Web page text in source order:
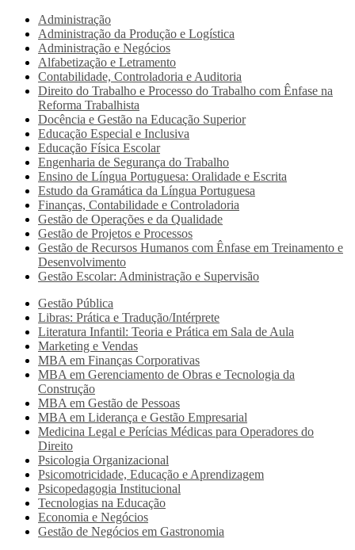
Administração
Administração da Produção e Logística
Administração e Negócios
Alfabetização e Letramento
Contabilidade, Controladoria e Auditoria
Direito do Trabalho e Processo do Trabalho com Ênfase na
Reforma Trabalhista
Docência e Gestão na Educação Superior
Educação Especial e Inclusiva
Educação Física Escolar
Engenharia de Segurança do Trabalho
Ensino de Língua Portuguesa: Oralidade e Escrita
Estudo da Gramática da Língua Portuguesa
Finanças, Contabilidade e Controladoria
Gestão de Operações e da Qualidade
Gestão de Projetos e Processos
Gestão de Recursos Humanos com Ênfase em Treinamento e
Desenvolvimento
Gestão Escolar: Administração e Supervisão
Gestão Pública
Libras: Prática e Tradução/Intérprete
Literatura Infantil: Teoria e Prática em Sala de Aula
Marketing e Vendas
MBA em Finanças Corporativas
MBA em Gerenciamento de Obras e Tecnologia da
Construção
MBA em Gestão de Pessoas
MBA em Liderança e Gestão Empresarial
Medicina Legal e Perícias Médicas para Operadores do
Direito
Psicologia Organizacional
Psicomotricidade, Educação e Aprendizagem
Psicopedagogia Institucional
Tecnologias na Educação
Economia e Negócios
Gestão de Negócios em Gastronomia